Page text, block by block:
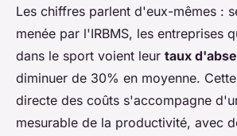
Les chiffres parlent d'eux-mêmes :
menée par l'IRBMS, les entreprises
dans le sport voient leur taux
diminuer de 30% en moyenne.
directe des coûts s'accompagne
mesurable de la productivité, avec